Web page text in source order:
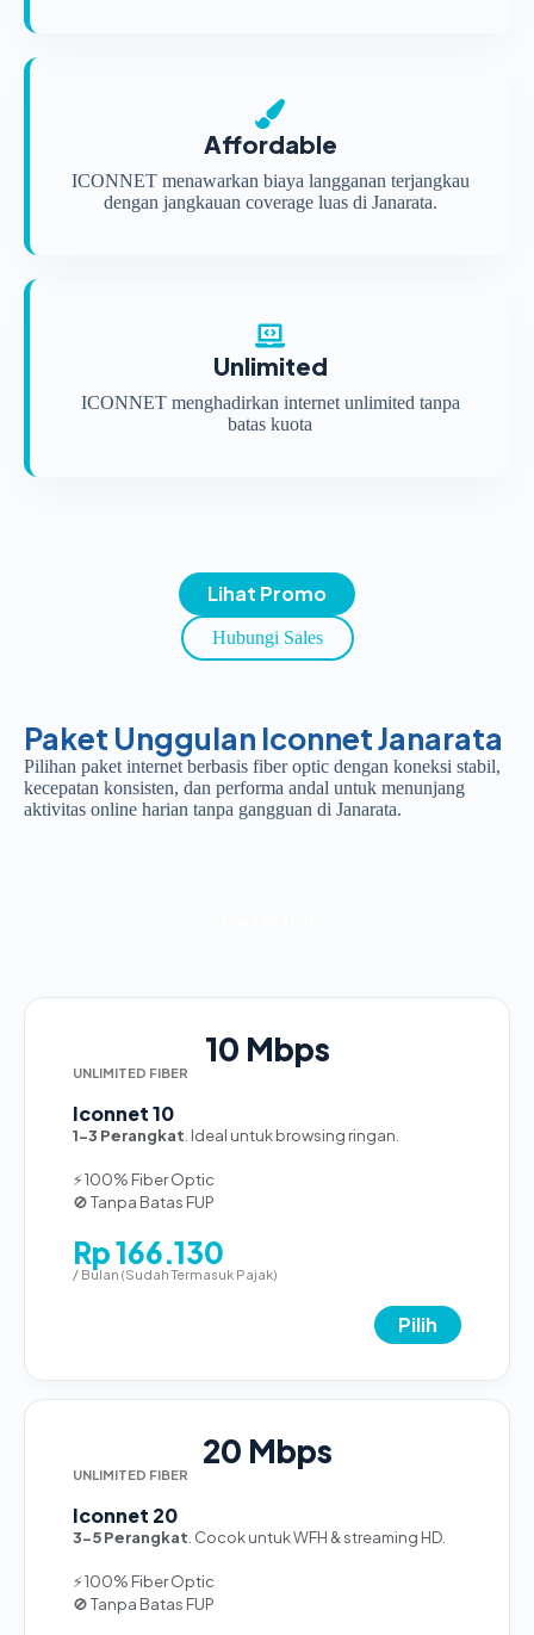
Affordable
ICONNET menawarkan biaya langganan terjangkau
dengan jangkauan coverage luas di Janarata.
Unlimited
ICONNET menghadirkan internet unlimited tanpa
batas kuota
Lihat Promo
Hubungi Sales
Paket Unggulan Iconnet Janarata
Pilihan paket internet berbasis fiber optic dengan koneksi stabil,
kecepatan konsisten, dan performa andal untuk menunjang
aktivitas online harian tanpa gangguan di Janarata.
10 Mbps
UNLIMITED FIBER
Iconnet 10
1-3 Perangkat . Ideal untuk browsing ringan.
⚡ 100% Fiber Optic
🚫 Tanpa Batas FUP
Rp 166.130
/ Bulan (Sudah Termasuk Pajak)
Pilih
20 Mbps
UNLIMITED FIBER
Iconnet 20
3-5 Perangkat . Cocok untuk WFH & streaming HD.
⚡ 100% Fiber Optic
🚫 Tanpa Batas FUP